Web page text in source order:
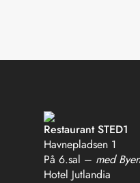
Restaurant STED1
Havnepladsen 1
På 6.sal – med
Hotel Jutlandia